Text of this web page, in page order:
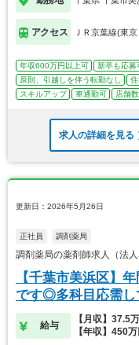
アクセス ＪＲ京葉線(東
年収600万円以上可 新卒も応募
原則、引越しを伴う転勤なし
スキルアップ
車通勤可 店舗
求人の詳細を見る
更新日：2026年5月26日
正社員 調剤薬局
調剤薬局の薬剤師求人（法
【千葉市美浜区】
です◎多科目応需し
給与
【月収】37.5
【年収】450